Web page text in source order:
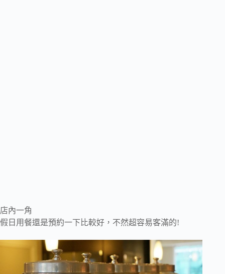
店內一角
假日用餐還是預約一下比較好，不然超容易客滿的!